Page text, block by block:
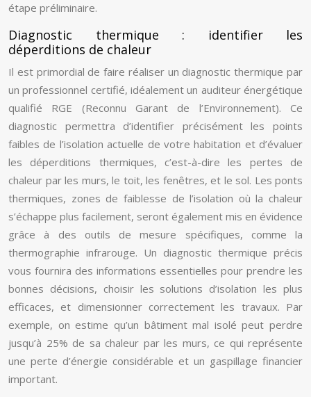
étape préliminaire.
Diagnostic thermique : identifier les
déperditions de chaleur
Il est primordial de faire réaliser un diagnostic thermique par
un professionnel certifié, idéalement un auditeur énergétique
qualifié RGE (Reconnu Garant de l’Environnement). Ce
diagnostic permettra d’identifier précisément les points
faibles de l’isolation actuelle de votre habitation et d’évaluer
les déperditions thermiques, c’est-à-dire les pertes de
chaleur par les murs, le toit, les fenêtres, et le sol. Les ponts
thermiques, zones de faiblesse de l’isolation où la chaleur
s’échappe plus facilement, seront également mis en évidence
grâce à des outils de mesure spécifiques, comme la
thermographie infrarouge. Un diagnostic thermique précis
vous fournira des informations essentielles pour prendre les
bonnes décisions, choisir les solutions d’isolation les plus
efficaces, et dimensionner correctement les travaux. Par
exemple, on estime qu’un bâtiment mal isolé peut perdre
jusqu’à 25% de sa chaleur par les murs, ce qui représente
une perte d’énergie considérable et un gaspillage financier
important.